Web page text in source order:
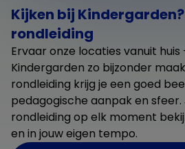
Kijken bij
rondleiding
Ervaar onze locaties vanuit
Kindergarden zo bijzonder
rondleiding krijg je een goed
pedagogische aanpak en sfeer.
rondleiding op elk moment
en in jouw eigen tempo.